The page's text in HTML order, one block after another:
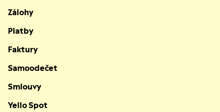
Zálohy
Platby
Faktury
Samoodečet
Smlouvy
Yello Spot